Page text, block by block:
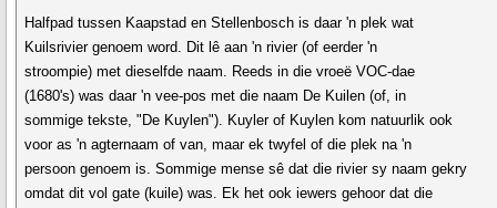
Halfpad tussen Kaapstad en Stellenbosch is daar 'n plek wat
Kuilsrivier genoem word. Dit lê aan 'n rivier (of eerder 'n
stroompie) met dieselfde naam. Reeds in die vroeë VOC-dae
(1680's) was daar 'n vee-pos met die naam De Kuilen (of, in
sommige tekste, "De Kuylen"). Kuyler of Kuylen kom natuurlik ook
voor as 'n agternaam of van, maar ek twyfel of die plek na 'n
persoon genoem is. Sommige mense sê dat die rivier sy naam gekry
omdat dit vol gate (kuile) was. Ek het ook iewers gehoor dat die